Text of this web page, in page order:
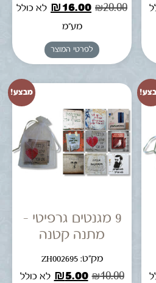
₪20.00
₪16.00
לא כולל
מע"מ
לפרטי המוצר
מבצע!
9 מגנטים גרפיטי –
מתנה קטנה
מק"ט: ZH002695
₪10.00
₪5.00
לא כולל